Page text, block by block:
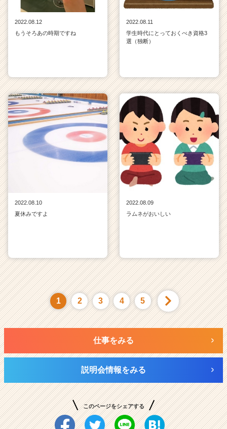
2022.08.12
もうそろあの時期ですね
2022.08.11
学生時代にとっておくべき資格3
選（独断）
2022.08.10
夏休みですよ
2022.08.09
ラムネがおいしい
1 2 3 4 5
仕事をみる
説明会情報をみる
このページをシェアする